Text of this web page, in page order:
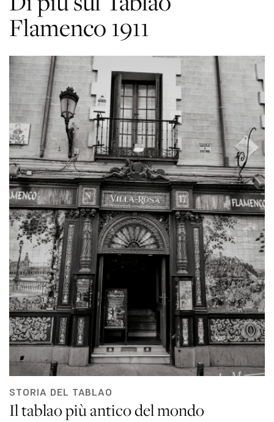
Flamenco 1911
STORIA DEL TABLAO
Il tablao più antico del mondo